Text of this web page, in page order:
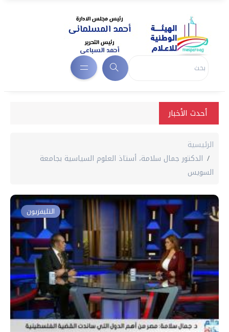
أحدث الأخبار
الرئيسية
الدكتور جمال سلامة، أستاذ العلوم السياسية بجامعة
السويس
التليفزيون